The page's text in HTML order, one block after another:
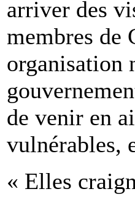
arriver des
membres de
organisation
de venir en
vulnérables,
« Elles